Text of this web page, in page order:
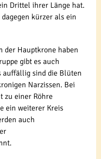
Drittel ihrer Länge hat.
kürzer als ein
der Hauptkrone haben
gibt es auch
auffällig sind die Blüten
Narzissen. Bei
zu einer Röhre
ein weiterer Kreis
auch